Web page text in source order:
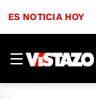
ES NOTICIA HOY